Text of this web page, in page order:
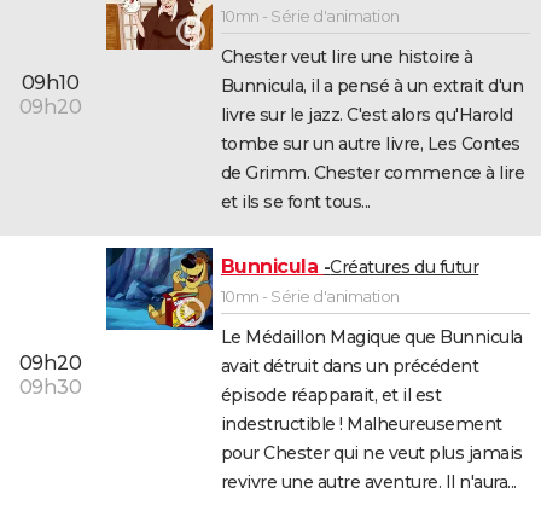
09h10
09h20
10mn - Série d'animation
Chester veut lire une histoire à
Bunnicula, il a pensé à un extrait d'un
livre sur le jazz. C'est alors qu'Harold
tombe sur un autre livre, Les Contes
de Grimm. Chester commence à lire
et ils se font tous...
09h20
09h30
Bunnicula Créatures du futur
10mn - Série d'animation
Le Médaillon Magique que Bunnicula
avait détruit dans un précédent
épisode réapparait, et il est
indestructible ! Malheureusement
pour Chester qui ne veut plus jamais
revivre une autre aventure. Il n'aura...